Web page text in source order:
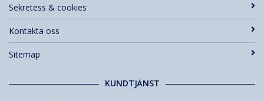
Sekretess & cookies
Kontakta oss
Sitemap
KUNDTJÄNST